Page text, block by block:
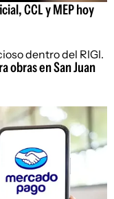
CCL y MEP hoy
obras en San Juan